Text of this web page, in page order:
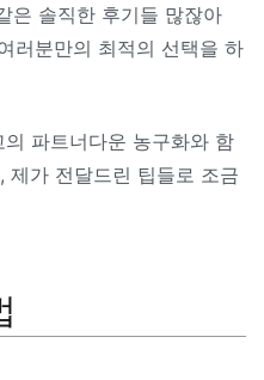
은 솔직한 후기들 많잖아
러분만의 최적의 선택을 하
파트너다운 농구화와 함
제가 전달드린 팁들로 조금